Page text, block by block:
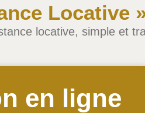
Locative
locative, simple et
en ligne